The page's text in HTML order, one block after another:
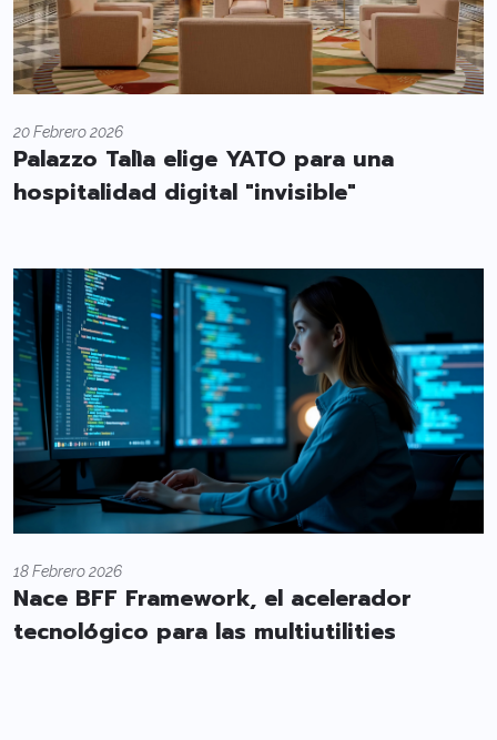
20 Febrero 2026
Palazzo Talìa elige YATO para una
hospitalidad digital "invisible"
18 Febrero 2026
Nace BFF Framework, el acelerador
tecnológico para las multiutilities